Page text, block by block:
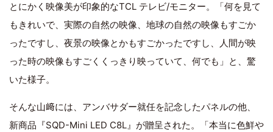
とにかく映像美が印象的なTCL テレビ/モニター。「何を見て
もきれいで、実際の自然の映像、地球の自然の映像もすごか
ったですし、夜景の映像とかもすごかったですし、人間が映
った時の映像もすごくくっきり映っていて、何でも」と、驚
いた様子。
そんな山﨑には、アンバサダー就任を記念したパネルの他、
新商品『SQD-Mini LED C8L』が贈呈された。「本当に色鮮や